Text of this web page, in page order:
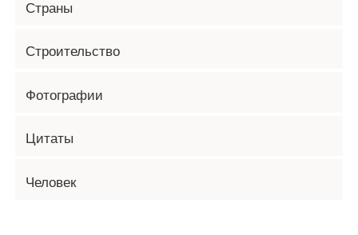
Страны
Строительство
Фотографии
Цитаты
Человек